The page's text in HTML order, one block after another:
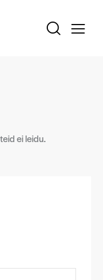
ei leidu.